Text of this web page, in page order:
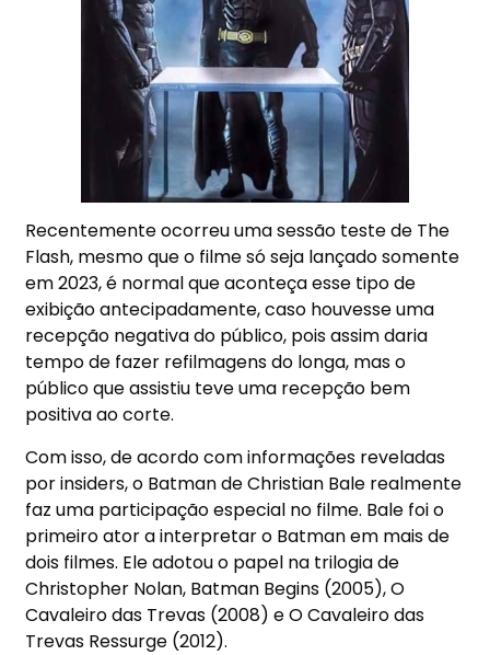
Recentemente ocorreu uma sessão teste de The
Flash, mesmo que o filme só seja lançado somente
em 2023, é normal que aconteça esse tipo de
exibição antecipadamente, caso houvesse uma
recepção negativa do público, pois assim daria
tempo de fazer refilmagens do longa, mas o
público que assistiu teve uma recepção bem
positiva ao corte.
Com isso, de acordo com informações reveladas
por insiders, o Batman de Christian Bale realmente
faz uma participação especial no filme. Bale foi o
primeiro ator a interpretar o Batman em mais de
dois filmes. Ele adotou o papel na trilogia de
Christopher Nolan, Batman Begins (2005), O
Cavaleiro das Trevas (2008) e O Cavaleiro das
Trevas Ressurge (2012).